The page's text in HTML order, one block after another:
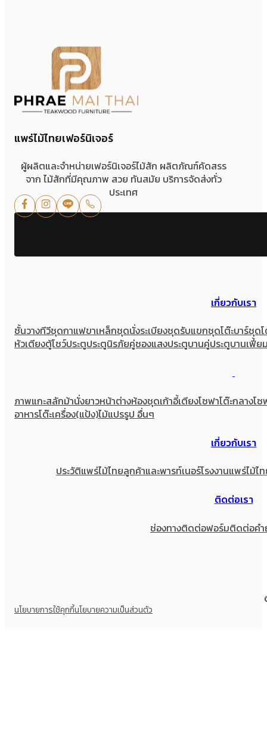
แพร่ไม้ไทยเฟอร์นิเจอร์
ผู้ผลิตและจำหน่ายเฟอร์นิเจอร์ไม้สัก ผลิตภัณฑ์คัดสรร
จาก ไม้สักที่มีคุณภาพ สวย ทันสมัย บริการจัดส่งทั่ว
ประเทศ
เกี่ยวกับเรา
ชั้นวางทีวีชุดกาแฟขาเหล็กชุดนั่งระเบียงชุดรับแขกชุดโต๊ะบาร์ชุดโ
หัวเตียงตู้โชว์ประตูประตูนิรภัยคู่ชองแสงประตูบานคู่ประตูบานเฟี้ย
ภาพแกะสลักม้านั่งยาวหน้าต่างห้องชุดเก้าอี้เตียงโซฟาโต๊ะกลางโซ
อาหารโต๊ะเครื่อง(แป้ง)ไม้แปรรูป อื่นๆ
เกี่ยวกับเรา
ประวัติแพร่ไม้ไทยลูกค้าและพารท์เนอร์โรงงานแพร่ไม้ไ
ติดต่อเรา
ช่องทางติดต่อฟอร์มติดต่อค
นโยบายการใช้คุกกี้นโยบายความเป็นส่วนตัว